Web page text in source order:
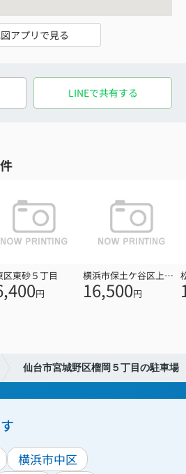
アプリで見る
LINEで共有する
区東砂５丁目
円
横浜市保土ケ谷区上星川３丁目
16,500円
仙台市宮城野区榴岡５丁目の駐車場
横浜市中区